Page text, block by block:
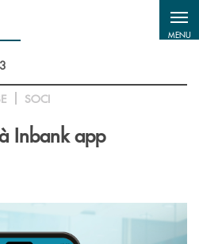
MENU
SOCI
Inbank app